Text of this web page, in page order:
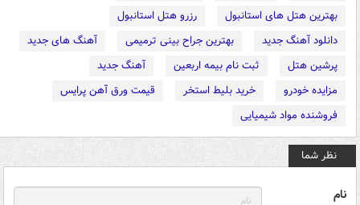
بهترین هتل های استانبول
رزرو هتل استانبول
دانلود آهنگ جدید
بهترین جراح بینی ترمیمی
آهنگ های جدید
پرشین هتل
ثبت نام بیمه اربعین
آهنگ جدید
مزایده خودرو
خرید بلیط استخر
قیمت ورق آهن پرایس
فروشنده مواد شیمیایی
نظر شما
نام